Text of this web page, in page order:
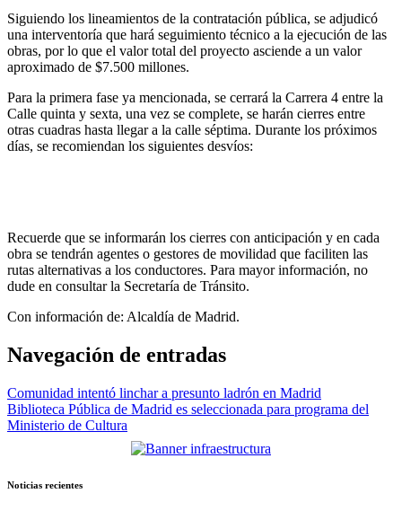
Siguiendo los lineamientos de la contratación pública, se adjudicó
una interventoría que hará seguimiento técnico a la ejecución de las
obras, por lo que el valor total del proyecto asciende a un valor
aproximado de $7.500 millones.
Para la primera fase ya mencionada, se cerrará la Carrera 4 entre la
Calle quinta y sexta, una vez se complete, se harán cierres entre
otras cuadras hasta llegar a la calle séptima. Durante los próximos
días, se recomiendan los siguientes desvíos:
Recuerde que se informarán los cierres con anticipación y en cada
obra se tendrán agentes o gestores de movilidad que faciliten las
rutas alternativas a los conductores. Para mayor información, no
dude en consultar la Secretaría de Tránsito.
Con información de: Alcaldía de Madrid.
Navegación de entradas
Comunidad intentó linchar a presunto ladrón en Madrid
Biblioteca Pública de Madrid es seleccionada para programa del
Ministerio de Cultura
Noticias recientes